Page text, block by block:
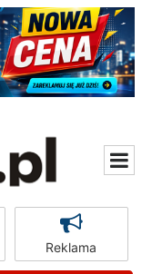
Reklama